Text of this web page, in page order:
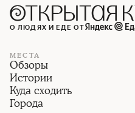
О ЛЮДЯХ И ЕДЕ ОТ
МЕСТА
Обзоры
Истории
Куда сходить
Города